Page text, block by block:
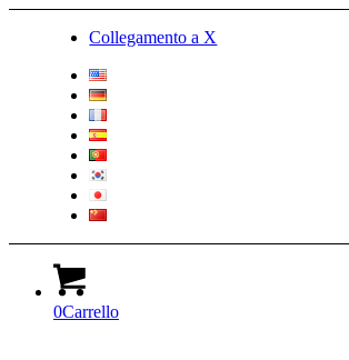
Collegamento a X
0Carrello